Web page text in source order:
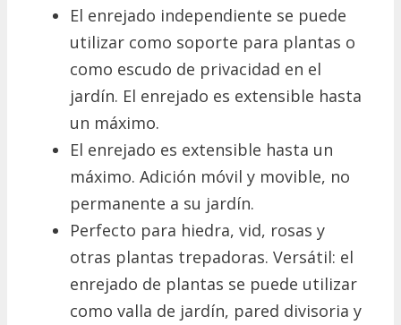
El enrejado independiente se puede
utilizar como soporte para plantas o
como escudo de privacidad en el
jardín. El enrejado es extensible hasta
un máximo.
El enrejado es extensible hasta un
máximo. Adición móvil y movible, no
permanente a su jardín.
Perfecto para hiedra, vid, rosas y
otras plantas trepadoras. Versátil: el
enrejado de plantas se puede utilizar
como valla de jardín, pared divisoria y